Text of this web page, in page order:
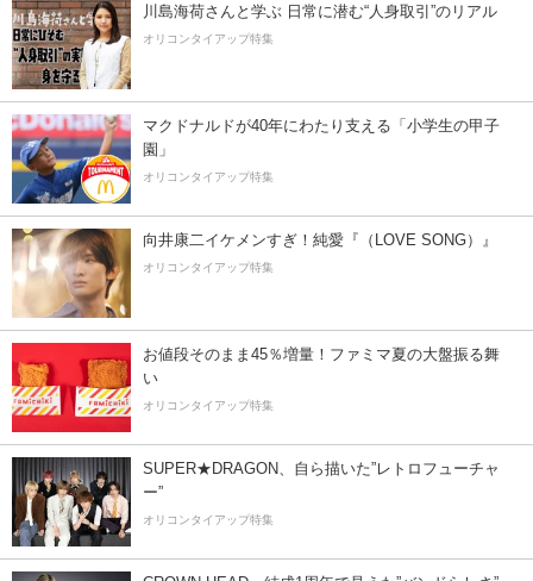
川島海荷さんと学ぶ 日常に潜む“人身取引”のリアル
オリコンタイアップ特集
マクドナルドが40年にわたり支える「小学生の甲子
園」
オリコンタイアップ特集
向井康二イケメンすぎ！純愛『（LOVE SONG）』
オリコンタイアップ特集
お値段そのまま45％増量！ファミマ夏の大盤振る舞
い
オリコンタイアップ特集
SUPER★DRAGON、自ら描いた”レトロフューチャ
ー”
オリコンタイアップ特集